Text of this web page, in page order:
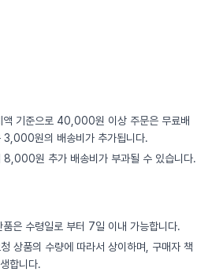
액 기준으로 40,000원 이상 주문은 무료배
원의 배송비가 추가됩니다.
8,000원 추가 배송비가 부과될 수 있습니다.
은 수령일로 부터 7일 이내 가능합니다.
상품의 수량에 따라서 상이하며, 구매자 책
합니다.